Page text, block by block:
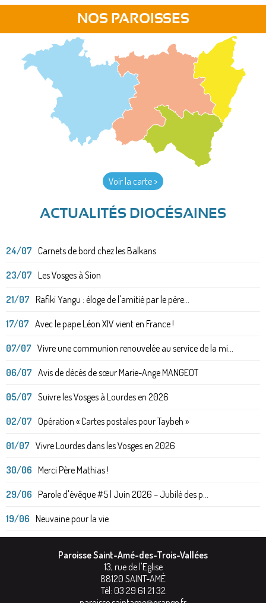
NOS PAROISSES
Voir la carte >
ACTUALITÉS DIOCÉSAINES
24/07 Carnets de bord chez les Balkans
23/07 Les Vosges à Sion
21/07 Rafiki Yangu : éloge de l'amitié par le père...
17/07 Avec le pape Léon XIV vient en France !
07/07 Vivre une communion renouvelée au service de la mi...
06/07 Avis de décès de sœur Marie-Ange MANGEOT
05/07 Suivre les Vosges à Lourdes en 2026
02/07 Opération « Cartes postales pour Taybeh »
01/07 Vivre Lourdes dans les Vosges en 2026
30/06 Merci Père Mathias !
29/06 Parole d'évêque #5 | Juin 2026 – Jubilé des p...
19/06 Neuvaine pour la vie
Paroisse Saint-Amé-des-Trois-Vallées
13, rue de l'Eglise
88120 SAINT-AMÉ
Tél: 03 29 61 21 32